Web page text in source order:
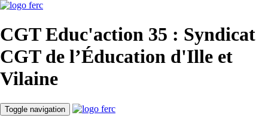
CGT Educ'action 35 : Syndicat
CGT de l’Éducation d'Ille et
Vilaine
Toggle navigation